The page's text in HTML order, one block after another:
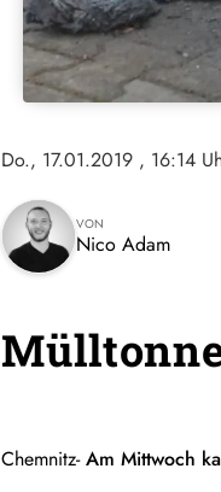
Do., 17.01.2019 , 16:14
VON
Nico Adam
Chemnitz-Am Mittwoch